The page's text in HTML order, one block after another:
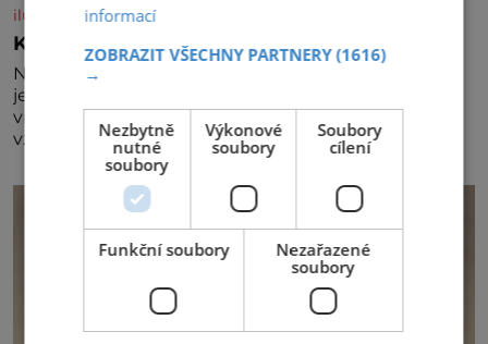
iluxus.cz
Král vín začíná třetí dekádu
Největší český vinařský projekt Král vín ve svém již
jednadvacátém ročníku představil nejlepší domácí
vína. Ta vybírala odborná porota z celkem 1260
vzorků od 157 vinařů. Král vín, který se – i pře
informací
ZOBRAZIT VŠECHNY PARTNERY(1616)
→
Nezbytně
nutné
soubory
Výkonové
soubory
Soubory
cílení
Funkční soubory
Nezařazené
soubory